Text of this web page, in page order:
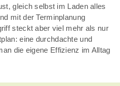
gleich selbst im Laden alles
mit der Terminplanung
steckt aber viel mehr als nur
eine durchdachte und
die eigene Effizienz im Alltag